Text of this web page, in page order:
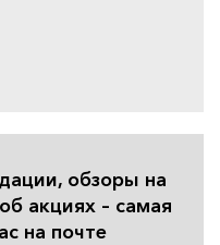
обзоры на
акциях – самая
на почте